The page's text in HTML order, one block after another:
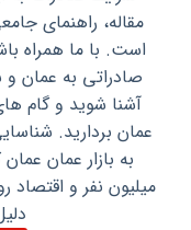
مقاله، راهنمای
است. با ما همراه
صادراتی به عمان
آشنا شوید و گام
عمان بردارید.
میلیون نفر و